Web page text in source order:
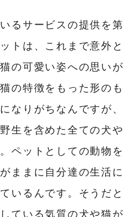
るサービスの提供を第
トは、これまで意外と
の可愛い姿への思いが
の特徴をもった形のも
なりがちなんですが、
生を含めた全ての犬や
ペットとしての動物を
ままに自分達の生活に
いるんです。そうだと
ている気質の犬や猫が